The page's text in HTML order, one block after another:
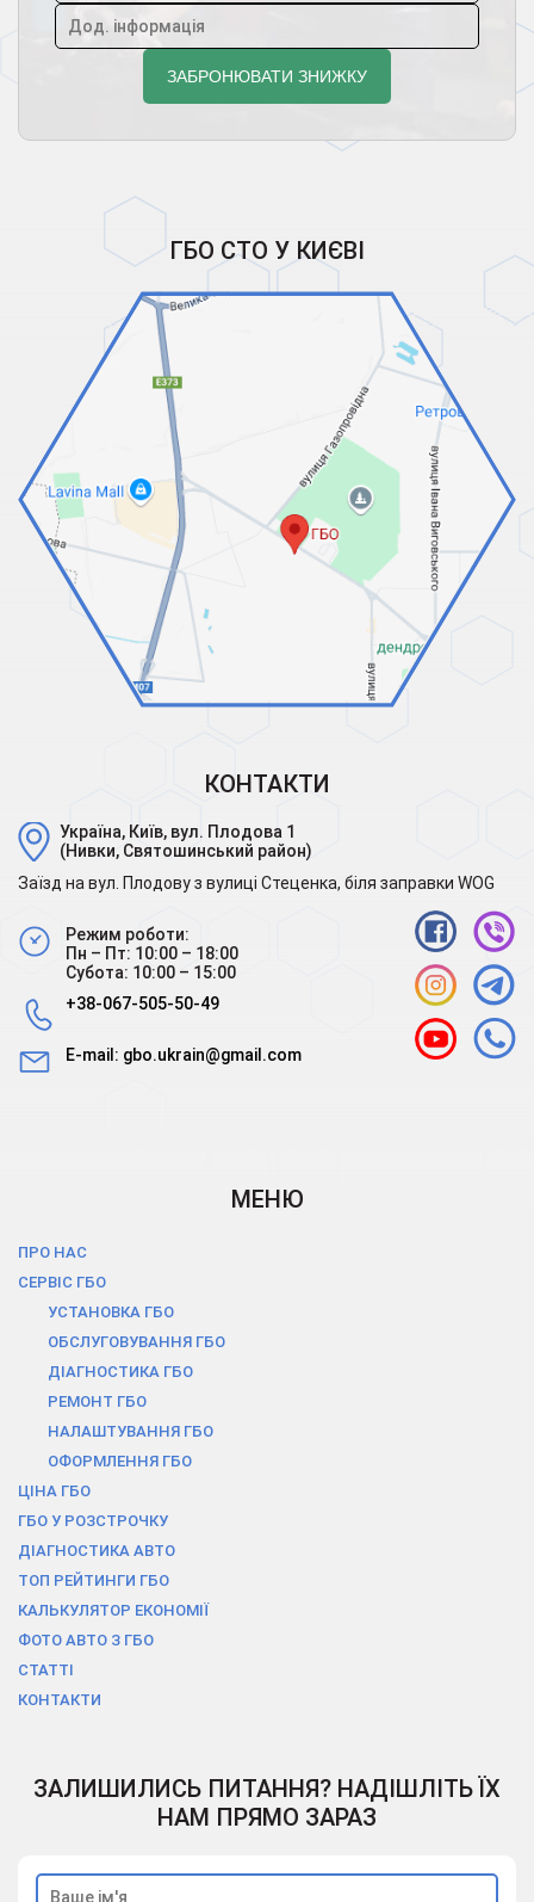
КОНТАКТИ
Україна, Київ, вул. Плодова 1
(Нивки, Святошинський район)
Заїзд на вул. Плодову з вулиці Стеценка, біля заправки WOG
Режим роботи:
Пн – Пт: 10:00 – 18:00
Субота: 10:00 – 15:00
+38-067-505-50-49
E-mail: gbo.ukrain@gmail.com
ГБО СТО У КИЄВІ
МЕНЮ
ПРО НАС
СЕРВІС ГБО
УСТАНОВКА ГБО
ОБСЛУГОВУВАННЯ ГБО
ДІАГНОСТИКА ГБО
РЕМОНТ ГБО
НАЛАШТУВАННЯ ГБО
ОФОРМЛЕННЯ ГБО
ЦІНА ГБО
ГБО У РОЗСТРОЧКУ
ДІАГНОСТИКА АВТО
ТОП РЕЙТИНГИ ГБО
КАЛЬКУЛЯТОР ЕКОНОМІЇ
ФОТО АВТО З ГБО
СТАТТІ
КОНТАКТИ
ЗАЛИШИЛИСЬ ПИТАННЯ? НАДІШЛІТЬ ЇХ
НАМ ПРЯМО ЗАРАЗ